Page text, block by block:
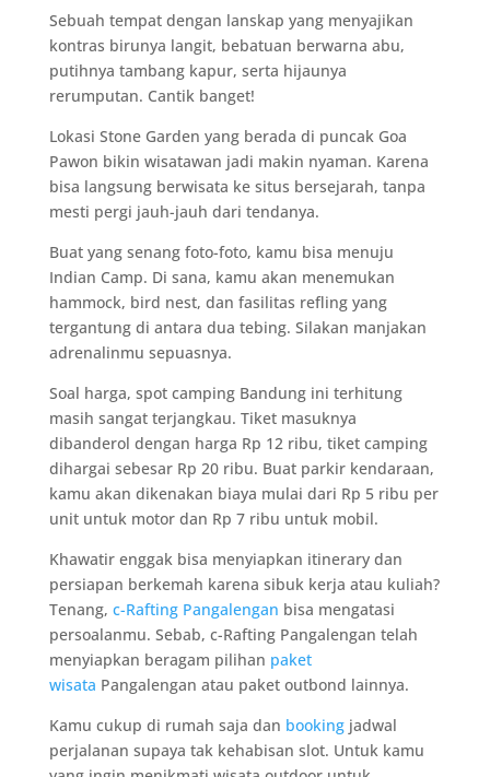
Sebuah tempat dengan lanskap yang menyajikan
kontras birunya langit, bebatuan berwarna abu,
putihnya tambang kapur, serta hijaunya
rerumputan. Cantik banget!
Lokasi Stone Garden yang berada di puncak Goa
Pawon bikin wisatawan jadi makin nyaman. Karena
bisa langsung berwisata ke situs bersejarah, tanpa
mesti pergi jauh-jauh dari tendanya.
Buat yang senang foto-foto, kamu bisa menuju
Indian Camp. Di sana, kamu akan menemukan
hammock, bird nest, dan fasilitas refling yang
tergantung di antara dua tebing. Silakan manjakan
adrenalinmu sepuasnya.
Soal harga, spot camping Bandung ini terhitung
masih sangat terjangkau. Tiket masuknya
dibanderol dengan harga Rp 12 ribu, tiket camping
dihargai sebesar Rp 20 ribu. Buat parkir kendaraan,
kamu akan dikenakan biaya mulai dari Rp 5 ribu per
unit untuk motor dan Rp 7 ribu untuk mobil.
Khawatir enggak bisa menyiapkan itinerary dan
persiapan berkemah karena sibuk kerja atau kuliah?
Tenang, c-Rafting Pangalengan bisa mengatasi
persoalanmu. Sebab, c-Rafting Pangalengan telah
menyiapkan beragam pilihan paket
wisata Pangalengan atau paket outbond lainnya.
Kamu cukup di rumah saja dan bookingjadwal
perjalanan supaya tak kehabisan slot. Untuk kamu